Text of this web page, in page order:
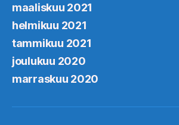
maaliskuu 2021
helmikuu 2021
tammikuu 2021
joulukuu 2020
marraskuu 2020